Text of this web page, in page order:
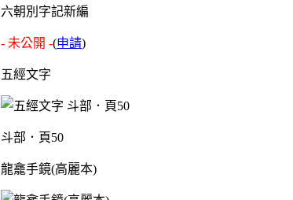
六朝別字記新編
- 未公開 -(申請)
五經文字
斗部．頁50
龍龕手鏡(高麗本)